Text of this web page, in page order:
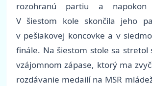
rozohranú partiu a
V šiestom kole skončila jeho
v pešiakovej koncovke a v
finále. Na šiestom stole sa stretol
vzájomnom zápase, ktorý ma
rozdávanie medailí na MSR